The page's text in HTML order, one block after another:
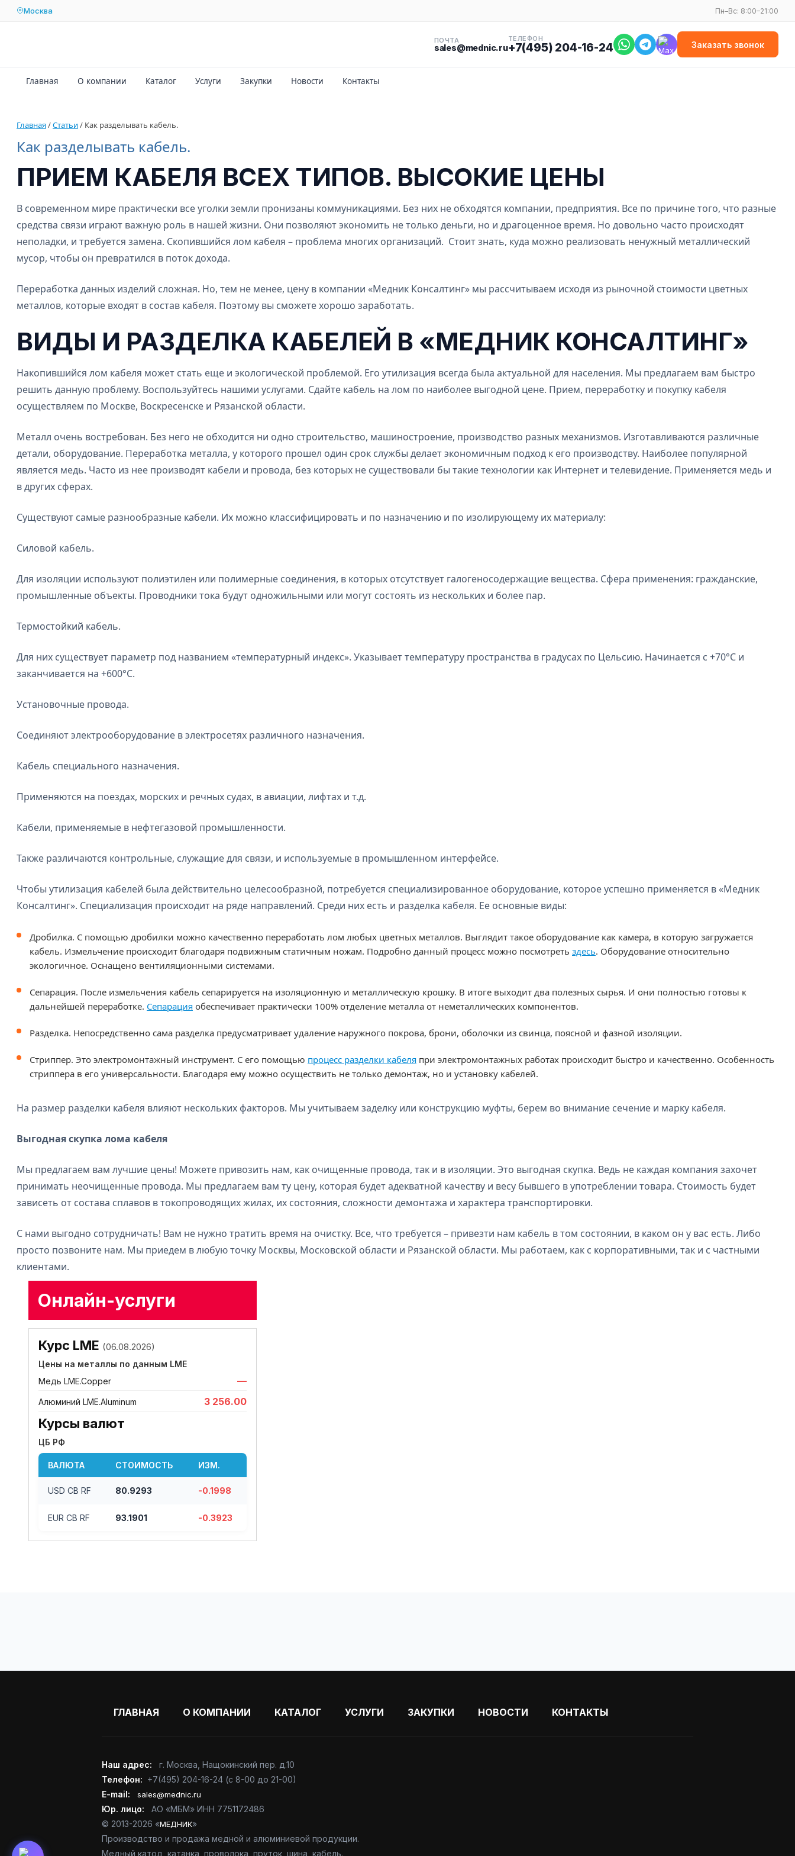
Москва Пн–Вс: 8:00–21:00
ПОЧТА
sales@mednic.ru
ТЕЛЕФОН
+7(495) 204-16-24 Заказать звонок
Главная О компании Каталог Услуги Закупки Новости Контакты
Главная/Статьи/ Как разделывать кабель.
Как разделывать кабель.
ПРИЕМ КАБЕЛЯ ВСЕХ ТИПОВ. ВЫСОКИЕ ЦЕНЫ
В современном мире практически все уголки земли пронизаны коммуникациями. Без них не обходятся компании, предприятия. Все по причине того, что разные
средства связи играют важную роль в нашей жизни. Они позволяют экономить не только деньги, но и драгоценное время. Но довольно часто происходят
неполадки, и требуется замена. Скопившийся лом кабеля – проблема многих организаций. Стоит знать, куда можно реализовать ненужный металлический
мусор, чтобы он превратился в поток дохода.
Переработка данных изделий сложная. Но, тем не менее, цену в компании «Медник Консалтинг» мы рассчитываем исходя из рыночной стоимости цветных
металлов, которые входят в состав кабеля. Поэтому вы сможете хорошо заработать.
ВИДЫ И РАЗДЕЛКА КАБЕЛЕЙ В «МЕДНИК КОНСАЛТИНГ»
Накопившийся лом кабеля может стать еще и экологической проблемой. Его утилизация всегда была актуальной для населения. Мы предлагаем вам быстро
решить данную проблему. Воспользуйтесь нашими услугами. Сдайте кабель на лом по наиболее выгодной цене. Прием, переработку и покупку кабеля
осуществляем по Москве, Воскресенске и Рязанской области.
Металл очень востребован. Без него не обходится ни одно строительство, машиностроение, производство разных механизмов. Изготавливаются различные
детали, оборудование. Переработка металла, у которого прошел один срок службы делает экономичным подход к его производству. Наиболее популярной
является медь. Часто из нее производят кабели и провода, без которых не существовали бы такие технологии как Интернет и телевидение. Применяется медь и
в других сферах.
Существуют самые разнообразные кабели. Их можно классифицировать и по назначению и по изолирующему их материалу:
Силовой кабель.
Для изоляции используют полиэтилен или полимерные соединения, в которых отсутствует галогеносодержащие вещества. Сфера применения: гражданские,
промышленные объекты. Проводники тока будут одножильными или могут состоять из нескольких и более пар.
Термостойкий кабель.
Для них существует параметр под названием «температурный индекс». Указывает температуру пространства в градусах по Цельсию. Начинается с +70°С и
заканчивается на +600°С.
Установочные провода.
Соединяют электрооборудование в электросетях различного назначения.
Кабель специального назначения.
Применяются на поездах, морских и речных судах, в авиации, лифтах и т.д.
Кабели, применяемые в нефтегазовой промышленности.
Также различаются контрольные, служащие для связи, и используемые в промышленном интерфейсе.
Чтобы утилизация кабелей была действительно целесообразной, потребуется специализированное оборудование, которое успешно применяется в «Медник
Консалтинг». Специализация происходит на ряде направлений. Среди них есть и разделка кабеля. Ее основные виды:
Дробилка. С помощью дробилки можно качественно переработать лом любых цветных металлов. Выглядит такое оборудование как камера, в которую загружается
кабель. Измельчение происходит благодаря подвижным статичным ножам. Подробно данный процесс можно посмотреть здесь. Оборудование относительно
экологичное. Оснащено вентиляционными системами.
Сепарация. После измельчения кабель сепарируется на изоляционную и металлическую крошку. В итоге выходит два полезных сырья. И они полностью готовы к
дальнейшей переработке. Сепарация обеспечивает практически 100% отделение металла от неметаллических компонентов.
Разделка. Непосредственно сама разделка предусматривает удаление наружного покрова, брони, оболочки из свинца, поясной и фазной изоляции.
Стриппер. Это электромонтажный инструмент. С его помощью процесс разделки кабеля при электромонтажных работах происходит быстро и качественно. Особенность
стриппера в его универсальности. Благодаря ему можно осуществить не только демонтаж, но и установку кабелей.
На размер разделки кабеля влияют нескольких факторов. Мы учитываем заделку или конструкцию муфты, берем во внимание сечение и марку кабеля.
Выгодная скупка лома кабеля
Мы предлагаем вам лучшие цены! Можете привозить нам, как очищенные провода, так и в изоляции. Это выгодная скупка. Ведь не каждая компания захочет
принимать неочищенные провода. Мы предлагаем вам ту цену, которая будет адекватной качеству и весу бывшего в употреблении товара. Стоимость будет
зависеть от состава сплавов в токопроводящих жилах, их состояния, сложности демонтажа и характера транспортировки.
С нами выгодно сотрудничать! Вам не нужно тратить время на очистку. Все, что требуется – привезти нам кабель в том состоянии, в каком он у вас есть. Либо
просто позвоните нам. Мы приедем в любую точку Москвы, Московской области и Рязанской области. Мы работаем, как с корпоративными, так и с частными
клиентами.
Онлайн-услуги
Курс LME (06.08.2026)
Цены на металлы по данным LME
Медь LME.Copper
—
Алюминий LME.Aluminum 3 256.00
Курсы валют
ЦБ РФ
ВАЛЮТА СТОИМОСТЬ ИЗМ.
USD CB RF 80.9293 -0.1998
EUR CB RF 93.1901 -0.3923
ГЛАВНАЯ О КОМПАНИИ КАТАЛОГ УСЛУГИ ЗАКУПКИ НОВОСТИ КОНТАКТЫ
Наш адрес: г. Москва Нащокинский пер. д.10
Телефон: +7(495) 204-16-24 (с 8-00 до 21-00)
E-mail:
sales@mednic.ru
Юр. лицо:
АО «МБМ» ИНН 7751172486
© 2013-2026 «МЕДНИК»
Производство и продажа медной и алюминиевой продукции.
Медный катод, катанка, проволока, пруток, шина, кабель.